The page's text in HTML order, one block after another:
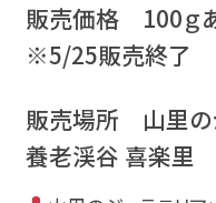
販売価格 100ｇ
※5/25販売終了
販売場所 山里の
養老渓谷 喜楽里